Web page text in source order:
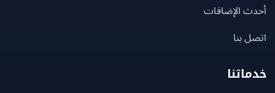
الإضافات
بنا